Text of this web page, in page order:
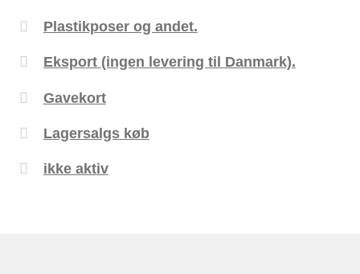
Plastikposer og andet.
Eksport (ingen levering til Danmark).
Gavekort
Lagersalgs køb
ikke aktiv